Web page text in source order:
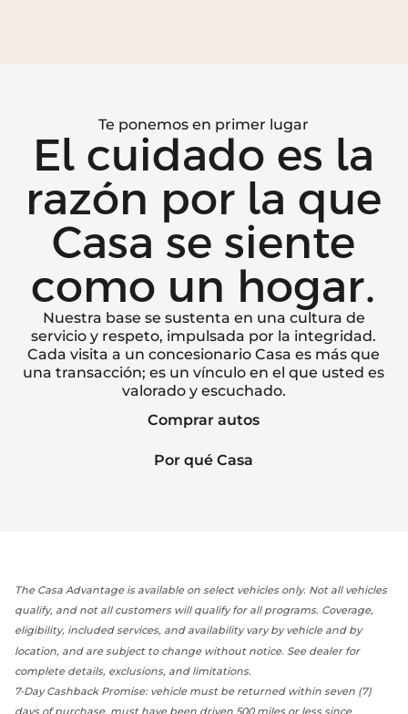
Te ponemos en primer lugar
El cuidado es la
razón por la que
Casa se siente
como un hogar.
Nuestra base se sustenta en una cultura de
servicio y respeto, impulsada por la integridad.
Cada visita a un concesionario Casa es más que
una transacción; es un vínculo en el que usted es
valorado y escuchado.
Comprar autos
Por qué Casa
The Casa Advantage is available on select vehicles only. Not all vehicles
qualify, and not all customers will qualify for all programs. Coverage,
eligibility, included services, and availability vary by vehicle and by
location, and are subject to change without notice. See dealer for
complete details, exclusions, and limitations.
7-Day Cashback Promise: vehicle must be returned within seven (7)
days of purchase, must have been driven 500 miles or less since